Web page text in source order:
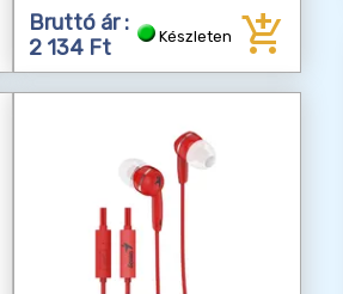
Bruttó ár :
2 134 Ft
Készleten add_shopping_cart